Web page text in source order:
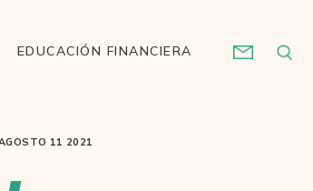
EDUCACIÓN FINANCIERA
11 2021